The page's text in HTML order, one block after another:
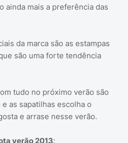
ainda mais a preferência das
da marca são as estampas
são uma forte tendência
tudo no próximo verão são
as sapatilhas escolha o
e arrase nesse verão.
verão 2013: